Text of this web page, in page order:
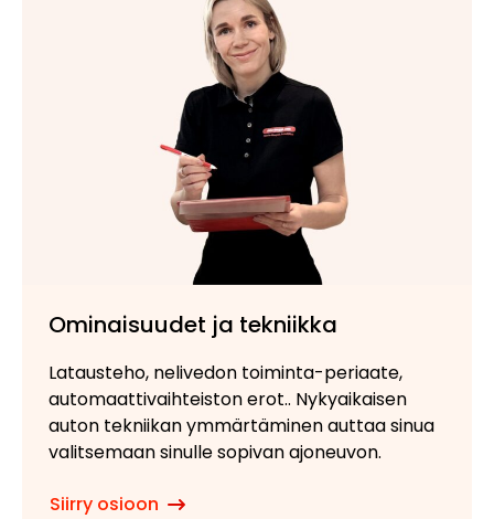
Ominaisuudet ja tekniikka
Latausteho, nelivedon toiminta-periaate,
automaattivaihteiston erot.. Nykyaikaisen
auton tekniikan ymmärtäminen auttaa sinua
valitsemaan sinulle sopivan ajoneuvon.
Siirry osioon